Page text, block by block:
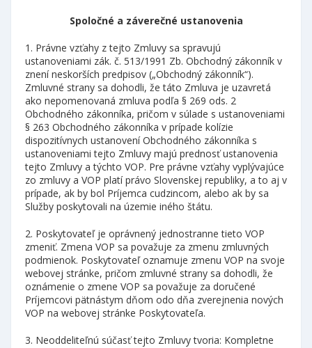
Spoločné a záverečné ustanovenia
1. Právne vzťahy z tejto Zmluvy sa spravujú
ustanoveniami zák. č. 513/1991 Zb. Obchodný zákonník v
znení neskorších predpisov („Obchodný zákonník“).
Zmluvné strany sa dohodli, že táto Zmluva je uzavretá
ako nepomenovaná zmluva podľa § 269 ods. 2
Obchodného zákonníka, pričom v súlade s ustanoveniami
§ 263 Obchodného zákonníka v prípade kolízie
dispozitívnych ustanovení Obchodného zákonníka s
ustanoveniami tejto Zmluvy majú prednosť ustanovenia
tejto Zmluvy a týchto VOP. Pre právne vzťahy vyplývajúce
zo zmluvy a VOP platí právo Slovenskej republiky, a to aj v
prípade, ak by bol Príjemca cudzincom, alebo ak by sa
Služby poskytovali na územie iného štátu.
2. Poskytovateľ je oprávnený jednostranne tieto VOP
zmeniť. Zmena VOP sa považuje za zmenu zmluvných
podmienok. Poskytovateľ oznamuje zmenu VOP na svoje
webovej stránke, pričom zmluvné strany sa dohodli, že
oznámenie o zmene VOP sa považuje za doručené
Príjemcovi pätnástym dňom odo dňa zverejnenia nových
VOP na webovej stránke Poskytovateľa.
3. Neoddeliteľnú súčasť tejto Zmluvy tvoria: Kompletne